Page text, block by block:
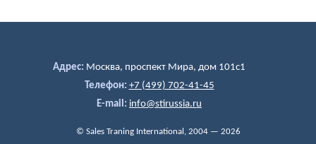
Адрес: Москва, проспект Мира, дом 101c1
Телефон: +7 (499) 702-41-45
E-mail: info@stirussia.ru
© Sales Traning International, 2004 — 2026